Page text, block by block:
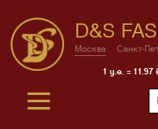
D&S
Москва Санкт-
1 у.е. = 11.97